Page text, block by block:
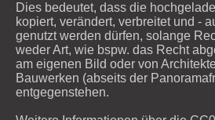
Dies bedeutet, dass die
kopiert, verändert, verbreitet und -
genutzt werden dürfen, solange
weder Art, wie bspw. das Recht
am eigenen Bild oder von
Bauwerken (abseits der
entgegenstehen.